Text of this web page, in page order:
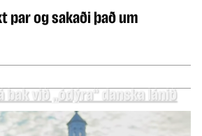
par og sakaði það um
bak við „ódýra“ danska lánið